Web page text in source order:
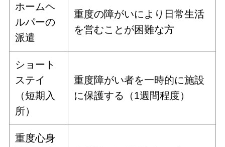
ホームヘ
ルパーの
派遣
重度の障がいにより日常生活
を営むことが困難な方
ショート
ステイ
（短期入
所）
重度障がい者を一時的に施設
に保護する（1週間程度）
重度心身